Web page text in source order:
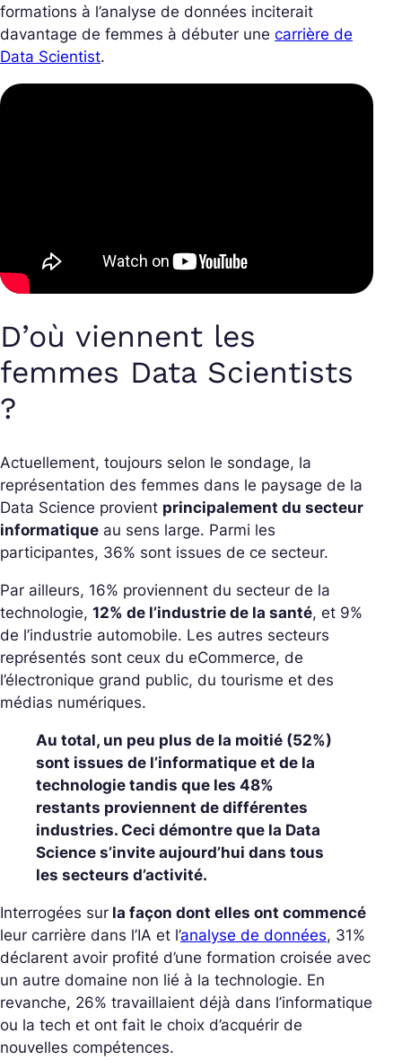
formations à l’analyse de données inciterait
davantage de femmes à débuter une carrière de
Data Scientist.
D’où viennent les
femmes Data Scientists
?
Actuellement, toujours selon le sondage, la
représentation des femmes dans le paysage de la
Data Science provient principalement du secteur
informatique au sens large. Parmi les
participantes, 36% sont issues de ce secteur.
Par ailleurs, 16% proviennent du secteur de la
technologie, 12% de l’industrie de la santé, et 9%
de l’industrie automobile. Les autres secteurs
représentés sont ceux du eCommerce, de
l’électronique grand public, du tourisme et des
médias numériques.
Au total, un peu plus de la moitié (52%)
sont issues de l’informatique et de la
technologie tandis que les 48%
restants proviennent de différentes
industries. Ceci démontre que la Data
Science s’invite aujourd’hui dans tous
les secteurs d’activité.
Interrogées sur la façon dont elles ont commencé
leur carrière dans l’IA et l’analyse de données, 31%
déclarent avoir profité d’une formation croisée avec
un autre domaine non lié à la technologie. En
revanche, 26% travaillaient déjà dans l’informatique
ou la tech et ont fait le choix d’acquérir de
nouvelles compétences.